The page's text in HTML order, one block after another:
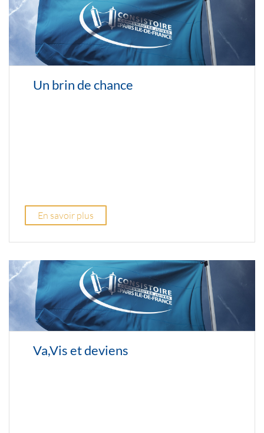
Un brin de chance
En savoir plus
Va,Vis et deviens